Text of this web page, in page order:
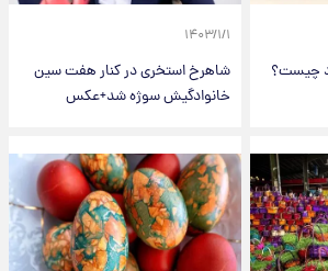
چیست؟
۱۴۰۳/۱/۱
شاهرخ استخری در کنار هفت سین
خانوادگیش سوژه شد+عکس